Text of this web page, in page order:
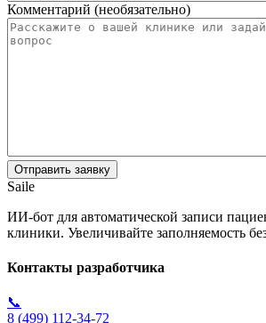
Комментарий (необязательно)
Saile
ИИ-бот для автоматической записи
клиники. Увеличивайте заполняемость
Контакты разработчика
📞
8 (499) 112-34-72